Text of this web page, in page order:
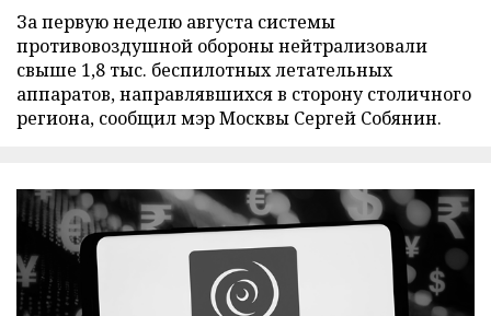
За первую неделю августа системы
противовоздушной обороны нейтрализовали
свыше 1,8 тыс. беспилотных летательных
аппаратов, направлявшихся в сторону столичного
региона, сообщил мэр Москвы Сергей Собянин.